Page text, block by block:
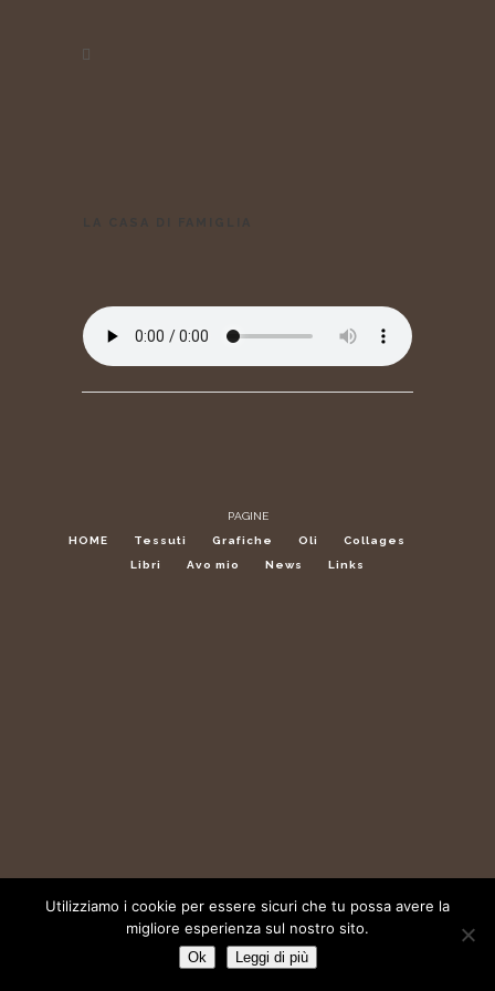
PAGINE
HOME
Tessuti Grafiche Oli
Collages
Libri
Avo mio News Links
Utilizziamo i cookie per essere sicuri che tu possa avere la
migliore esperienza sul nostro sito.
Ok Leggi di più